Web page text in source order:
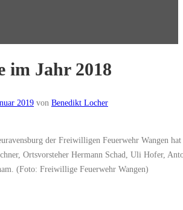
im Jahr 2018
2019 von Benedikt Locher
der Freiwilligen Feuerwehr Wangen
Ortsvorsteher Hermann Schad, Uli Hofer,
(Foto: Freiwillige Feuerwehr Wangen)